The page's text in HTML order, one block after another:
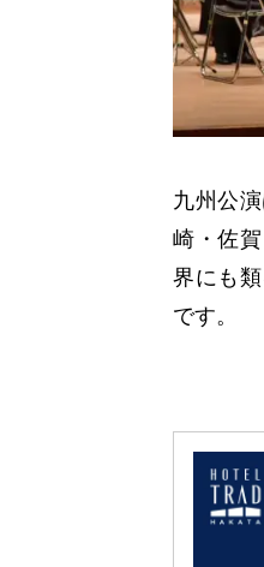
九州公
崎・佐
界にも
です。